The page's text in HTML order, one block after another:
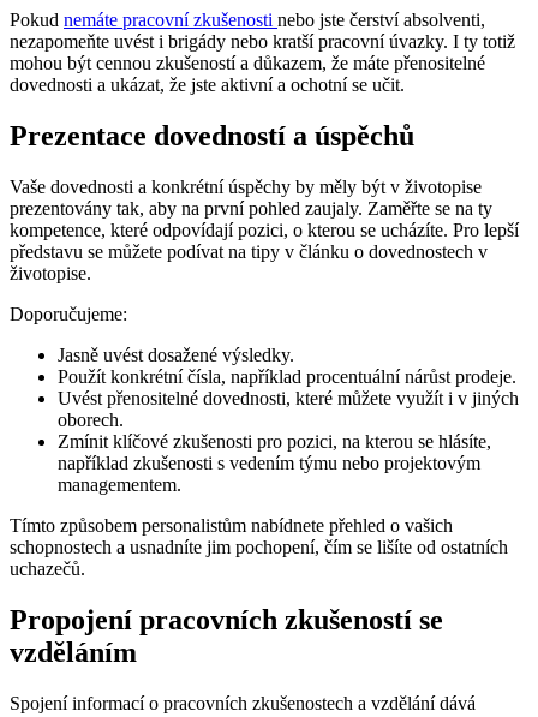
Pokud nemáte pracovní zkušenosti nebo jste čerství absolventi,
nezapomeňte uvést i brigády nebo kratší pracovní úvazky. I ty totiž
mohou být cennou zkušeností a důkazem, že máte přenositelné
dovednosti a ukázat, že jste aktivní a ochotní se učit.
Prezentace dovedností a úspěchů
Vaše dovednosti a konkrétní úspěchy by měly být v životopise
prezentovány tak, aby na první pohled zaujaly. Zaměřte se na ty
kompetence, které odpovídají pozici, o kterou se ucházíte. Pro lepší
představu se můžete podívat na tipy v článku o dovednostech v
životopise.
Doporučujeme:
Jasně uvést dosažené výsledky.
Použít konkrétní čísla, například procentuální nárůst prodeje.
Uvést přenositelné dovednosti, které můžete využít i v jiných
oborech.
Zmínit klíčové zkušenosti pro pozici, na kterou se hlásíte,
například zkušenosti s vedením týmu nebo projektovým
managementem.
Tímto způsobem personalistům nabídnete přehled o vašich
schopnostech a usnadníte jim pochopení, čím se lišíte od ostatních
uchazečů.
Propojení pracovních zkušeností se
vzděláním
Spojení informací o pracovních zkušenostech a vzdělání dává